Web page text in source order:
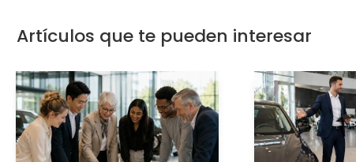
Artículos que te pueden interesar